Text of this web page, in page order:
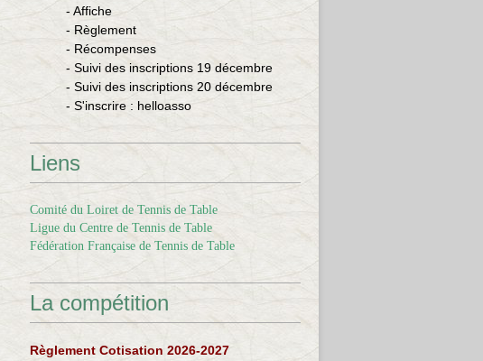
- Affiche
- Règlement
- Récompenses
- Suivi des inscriptions 19 décembre
- Suivi des inscriptions 20 décembre
- S'inscrire : helloasso
Liens
Comité du Loiret de Tennis de Table
Ligue du Centre de Tennis de Table
Fédération Française de Tennis de Table
La compétition
Règlement Cotisation 2026-2027